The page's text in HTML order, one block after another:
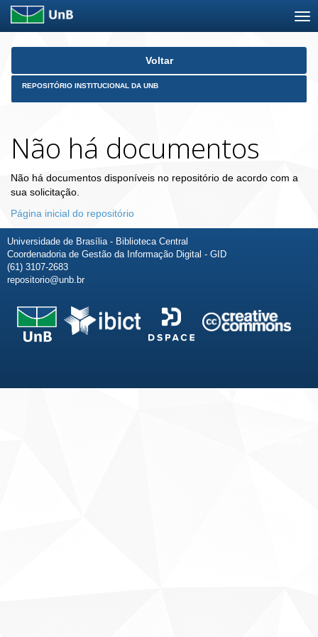
Skip
Voltar
REPOSITÓRIO INSTITUCIONAL DA UNB
Não há documentos
Não há documentos disponíveis no repositório de acordo com a
sua solicitação.
Página inicial do repositório
Universidade de Brasília - Biblioteca Central
Coordenadoria de Gestão da Informação Digital - GID
(61) 3107-2683
repositorio@unb.br